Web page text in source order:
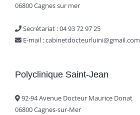
06800 Cagnes sur mer
Secrétariat : ‭04 93 72 97 25‬
E-mail : cabinetdocteurluini@gmail.com
Polyclinique Saint-Jean
92-94 Avenue Docteur Maurice Donat
06800 Cagnes-sur-Mer